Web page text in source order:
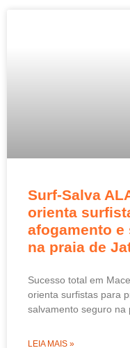
Surf-Salva
orienta
afogamento e
na praia de
Sucesso total em
orienta surfistas para
salvamento seguro na
LEIA MAIS »